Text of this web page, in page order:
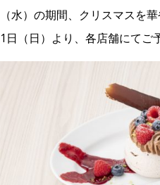
（水）の期間、クリスマスを
1日（日）より、各店舗にてご